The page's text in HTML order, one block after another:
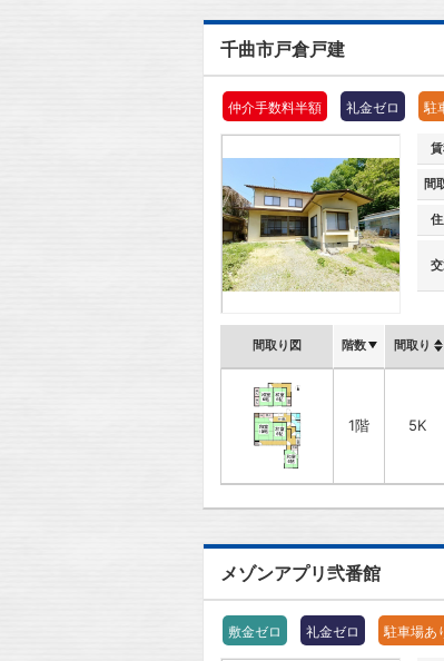
千曲市戸倉戸建
仲介手数料半額 礼金ゼロ 駐
間
間取り図 階数 間取り
1階 5K
メゾンアプリ弐番館
敷金ゼロ 礼金ゼロ 駐車場あ